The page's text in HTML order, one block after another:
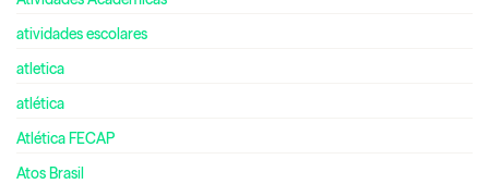
atividades escolares
atletica
atlética
Atlética FECAP
Atos Brasil